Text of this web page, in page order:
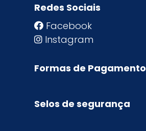
Redes Sociais
Facebook
Instagram
Formas de Pagamento
Selos de segurança